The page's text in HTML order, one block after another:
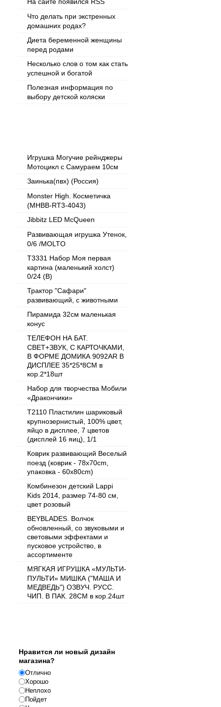
Что делать при экстренных
домашних родах?
Диета беременной женщины
перед родами
Несколько слов о том как стать
успешной и богатой
Полезная информация по
выбору детской коляски
Игрушка Могучие рейнджеры
Мотоцикл с Самураем 10см
Заинька(пвх) (Россия)
Monster High. Косметичка
(MHBB-RT3-4043)
Jibbitz LED McQueen
Развивающая игрушка Утенок,
0/6 /MOLTO
T3331 Набор Моя первая
картина (маленький холст)
0/24 (В)
Трактор "Сафари"
развивающий, с животными
Пирамида 32см маленькая
конус
ТЕЛЕФОН НА БАТ.
СВЕТ+ЗВУК, С КАРТОЧКАМИ,
В ФОРМЕ ДОМИКА 9092AR В
ДИСПЛЕЕ 35*25*8СМ в
кор.2*18шт
Набор для творчества Мобили
«Дракончики»
T2110 Пластилин шариковый
крупнозернистый, 100% цвет,
яйцо в дисплее, 7 цветов
(дисплей 16 яиц), 1/1
Коврик развивающий Веселый
поезд (коврик - 78x70cm,
упаковка - 60x80cm)
Комбинезон детский Lappi
Kids 2014, размер 74-80 см,
цвет розовый
BEYBLADES. Волчок
обновленный, со звуковыми и
световыми эффектами и
пусковое устройство, в
ассортименте
МЯГКАЯ ИГРУШКА «МУЛЬТИ-
ПУЛЬТИ» МИШКА ("МАША И
МЕДВЕДЬ") ОЗВУЧ. РУСС.
ЧИП. В ПАК. 28СМ в кор.24шт
Нравится ли новый дизайн
магазина?
Отлично
Хорошо
Неплохо
Пойдет